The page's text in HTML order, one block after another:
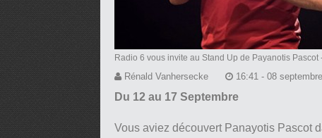
Radio 6 vous invite au Stand Up de Payanotis Pascot
Rénald Vanhersecke 16:41 - 08
Du 12 au 17 Septembre
Vous aviez découvert Panayotis Pascot